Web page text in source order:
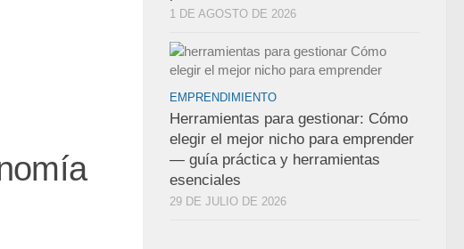
1 DE AGOSTO DE 2026
EMPRENDIMIENTO
Herramientas para gestionar: Cómo
elegir el mejor nicho para emprender
— guía práctica y herramientas
esenciales
29 DE JULIO DE 2026